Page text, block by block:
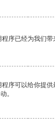
序已经为我们带
序可以给你提
。